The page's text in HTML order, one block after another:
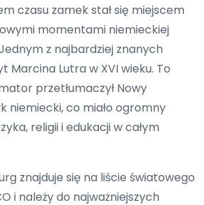
czasu zamek stał się miejscem
momentami niemieckiej
z najbardziej znanych
Marcina Lutra w XVI wieku. To
przetłumaczył Nowy
niemiecki, co miało ogromny
religii i edukacji w całym
znajduje się na liście światowego
i należy do najważniejszych